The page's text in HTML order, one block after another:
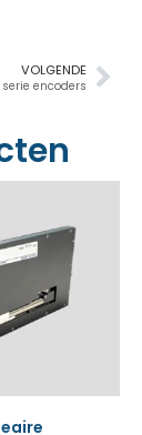
VOLGENDE
serie encoders